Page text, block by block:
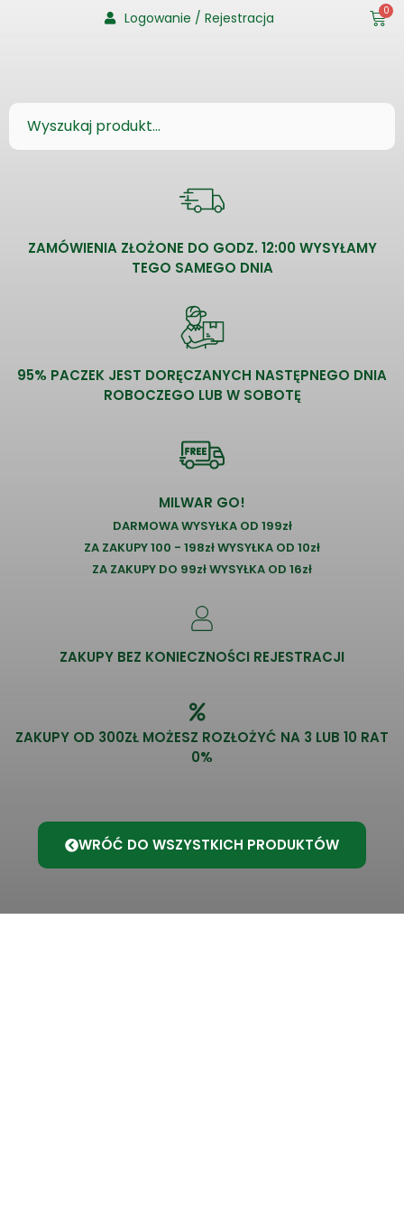
Logowanie / Rejestracja 0
ZAMÓWIENIA ZŁOŻONE DO GODZ. 12:00 WYSYŁAMY
TEGO SAMEGO DNIA
95% PACZEK JEST DORĘCZANYCH NASTĘPNEGO DNIA
ROBOCZEGO LUB W SOBOTĘ
MILWAR GO!
DARMOWA WYSYŁKA OD 199zł
ZA ZAKUPY 100 - 198zł WYSYŁKA OD 10zł
ZA ZAKUPY DO 99zł WYSYŁKA OD 16zł
ZAKUPY BEZ KONIECZNOŚCI REJESTRACJI
ZAKUPY OD 300ZŁ MOŻESZ ROZŁOŻYĆ NA 3 LUB 10 RAT
0%
WRÓĆ DO WSZYSTKICH PRODUKTÓW